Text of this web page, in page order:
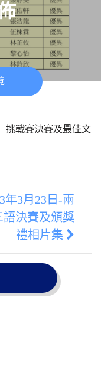
挑戰賽決賽及最佳文
年3月23日-兩
語決賽及頒獎
禮相片集